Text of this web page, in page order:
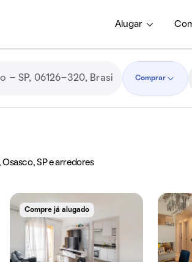
Alugar
Comprar
SP e arredores
Compre já alugado